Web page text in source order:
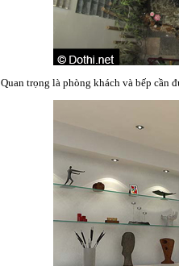
Quan trọng là phòng khách và bếp cần